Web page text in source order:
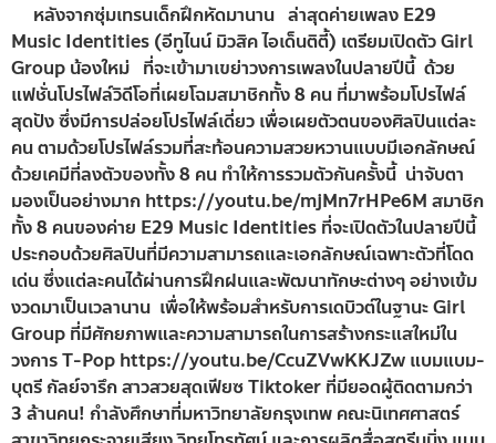
หลังจากซุ่มเทรนเด็กฝึกหัดมานาน ล่าสุดค่ายเพลง E29
Music Identities (อีทูไนน์ มิวสิค ไอเด็นติตี้) เตรียมเปิดตัว Girl
Group น้องใหม่ ที่จะเข้ามาเขย่าวงการเพลงในปลายปีนี้ ด้วย
แฟชั่นโปรไฟล์วิดีโอที่เผยโฉมสมาชิกทั้ง 8 คน ที่มาพร้อมโปรไฟล์
สุดปัง ซึ่งมีการปล่อยโปรไฟล์เดี่ยว เพื่อเผยตัวตนของศิลปินแต่ละ
คน ตามด้วยโปรไฟล์รวมที่สะท้อนความสวยหวานแบบมีเอกลักษณ์
ด้วยเคมีที่ลงตัวของทั้ง 8 คน ทำให้การรวมตัวกันครั้งนี้ น่าจับตา
มองเป็นอย่างมาก https://youtu.be/mjMn7rHPe6M สมาชิก
ทั้ง 8 คนของค่าย E29 Music Identities ที่จะเปิดตัวในปลายปีนี้
ประกอบด้วยศิลปินที่มีความสามารถและเอกลักษณ์เฉพาะตัวที่โดด
เด่น ซึ่งแต่ละคนได้ผ่านการฝึกฝนและพัฒนาทักษะต่างๆ อย่างเข้ม
งวดมาเป็นเวลานาน เพื่อให้พร้อมสำหรับการเดบิวต์ในฐานะ Girl
Group ที่มีศักยภาพและความสามารถในการสร้างกระแสใหม่ใน
วงการ T-Pop https://youtu.be/CcuZVwKKJZw แบมแบม-
บุตรี กัลย์จารึก สาวสวยสุดเฟียซ Tiktoker ที่มียอดผู้ติดตามกว่า
3 ล้านคน! กำลังศึกษาที่มหาวิทยาลัยกรุงเทพ คณะนิเทศศาสตร์